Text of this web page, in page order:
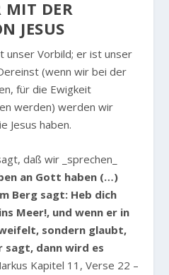
MIT DER
JESUS
unser Vorbild; er ist unser
(wenn wir bei der
für die Ewigkeit
werden) werden wir
Jesus haben.
daß wir _sprechen_
an Gott haben (…)
Berg sagt: Heb dich
Meer!, und wenn er in
sondern glaubt,
sagt, dann wird es
Kapitel 11, Verse 22 –